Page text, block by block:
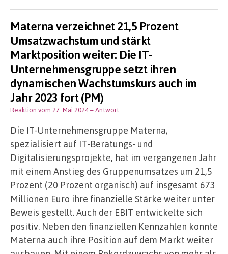
Materna verzeichnet 21,5 Prozent
Umsatzwachstum und stärkt
Marktposition weiter: Die IT-
Unternehmensgruppe setzt ihren
dynamischen Wachstumskurs auch im
Jahr 2023 fort (PM)
Reaktion vom 27. Mai 2024– Antwort
Die IT-Unternehmensgruppe Materna,
spezialisiert auf IT-Beratungs- und
Digitalisierungsprojekte, hat im vergangenen Jahr
mit einem Anstieg des Gruppenumsatzes um 21,5
Prozent (20 Prozent organisch) auf insgesamt 673
Millionen Euro ihre finanzielle Stärke weiter unter
Beweis gestellt. Auch der EBIT entwickelte sich
positiv. Neben den finanziellen Kennzahlen konnte
Materna auch ihre Position auf dem Markt weiter